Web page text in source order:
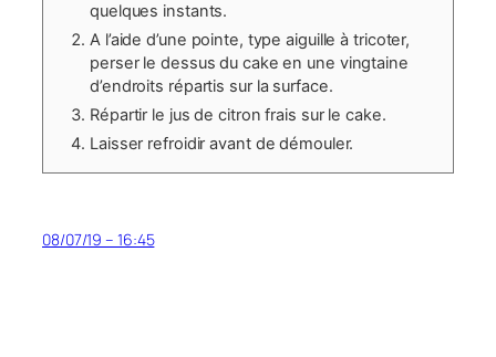
quelques instants.
A l’aide d’une pointe, type aiguille à tricoter,
perser le dessus du cake en une vingtaine
d’endroits répartis sur la surface.
Répartir le jus de citron frais sur le cake.
Laisser refroidir avant de démouler.
08/07/19 – 16:45